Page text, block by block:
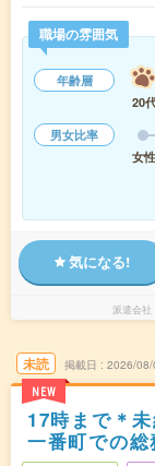
職場の雰囲気
年齢層
20
男女比率
女性
気になる!
派遣会社
未読
NEW
掲載日 2026/08/
17時まで＊
一番町での